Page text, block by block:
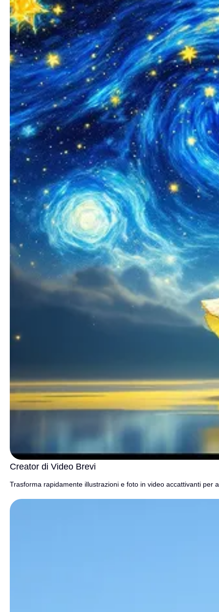
Creator di Video Brevi
Trasforma rapidamente illustrazioni e foto in video accattivanti per